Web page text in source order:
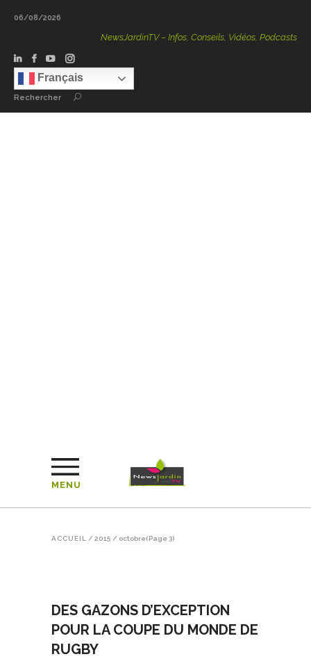
06/08/2026
NewsJardinTV – Infos, Conseils, Vidéos, Podcasts – 100
Français
Rechercher
MENU
ACCUEIL / 2015 / octobre(Page 3)
DES GAZONS D’EXCEPTION
POUR LA COUPE DU MONDE DE
RUGBY